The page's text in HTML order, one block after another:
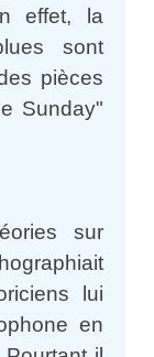
effet, la
sont
pièces
Sunday"
sur
lui
en